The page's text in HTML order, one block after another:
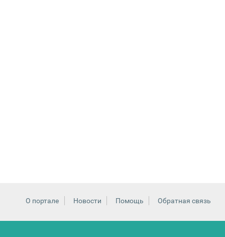
О портале Новости Помощь Обратная связь